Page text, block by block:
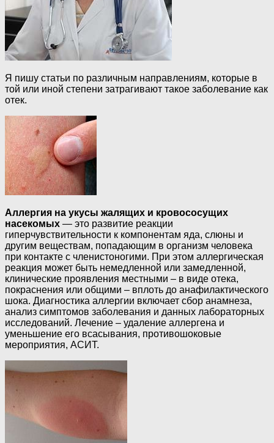
Я пишу статьи по различным направлениям, которые в
той или иной степени затрагивают такое заболевание как
отек.
Аллергия на укусы жалящих и кровососущих
насекомых — это развитие реакции
гиперчувствительности к компонентам яда, слюны и
другим веществам, попадающим в организм человека
при контакте с членистоногими. При этом аллергическая
реакция может быть немедленной или замедленной,
клинические проявления местными – в виде отека,
покраснения или общими – вплоть до анафилактического
шока. Диагностика аллергии включает сбор анамнеза,
анализ симптомов заболевания и данных лабораторных
исследований. Лечение – удаление аллергена и
уменьшение его всасывания, противошоковые
мероприятия, АСИТ.